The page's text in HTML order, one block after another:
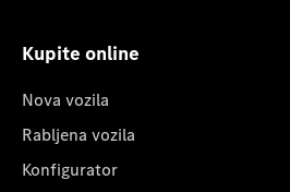
Kupite online
Nova vozila
Rabljena vozila
Konfigurator